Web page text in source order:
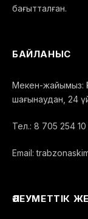
бағытталған.
БАЙЛАНЫС
Мекен-жайымыз:
шағынаудан, 24
Тел.: 8 705 254
Email:
ӘЛЕУМЕТТІК